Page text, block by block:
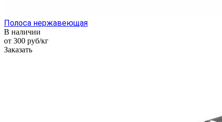
Полоса нержавеющая
В наличии
от 300 руб/кг
Заказать